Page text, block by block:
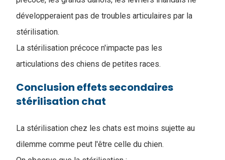
développeraient pas de troubles articulaires par la
stérilisation.
La stérilisation précoce n'impacte pas les
articulations des chiens de petites races.
Conclusion effets secondaires
stérilisation chat
La stérilisation chez les chats est moins sujette au
dilemme comme peut l'être celle du chien.